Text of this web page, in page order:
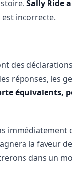
Sally Ride
est incorrecte.
des
réponses, les
équivalents,
immédiatement
la faveur
dans un